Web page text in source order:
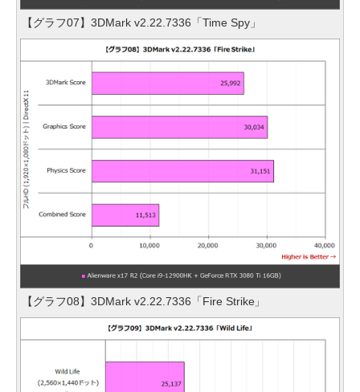
【グラフ07】3DMark v2.22.7336「Time Spy」
【グラフ08】3DMark v2.22.7336「Fire Strike」